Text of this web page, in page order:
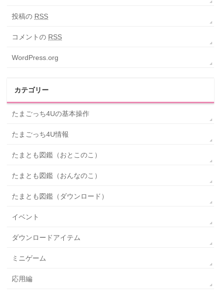
投稿の RSS
コメントの RSS
WordPress.org
カテゴリー
たまごっち4Uの基本操作
たまごっち4U情報
たまとも図鑑（おとこのこ）
たまとも図鑑（おんなのこ）
たまとも図鑑（ダウンロード）
イベント
ダウンロードアイテム
ミニゲーム
応用編